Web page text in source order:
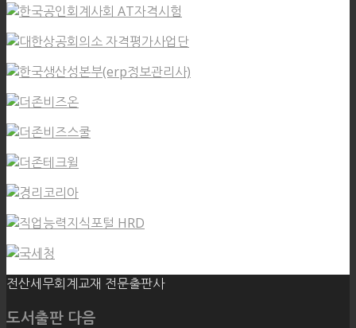
전산세무회계교재 전문출판사
도서출판 다음